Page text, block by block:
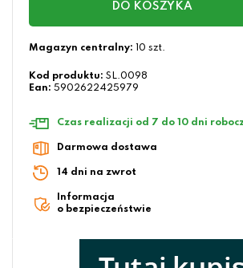
DO KOSZYKA
Magazyn centralny: 10 szt.
Kod produktu: SL.0098
Ean: 5902622425979
Czas realizacji od 7 do 10 dni
Darmowa dostawa
14 dni na zwrot
Informacja
o bezpieczeństwie